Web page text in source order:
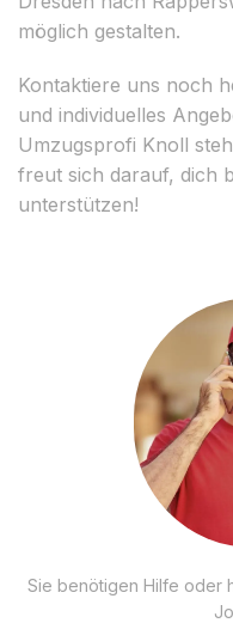
möglich gestalten.
Kontaktiere uns noch
und individuelles
Umzugsprofi Knoll
freut sich darauf, dich
unterstützen!
Sie benötigen Hilfe oder